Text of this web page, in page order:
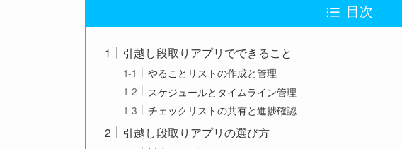
目次
引越し段取りアプリでできること
やることリストの作成と管理
スケジュールとタイムライン管理
チェックリストの共有と進捗確認
引越し段取りアプリの選び方